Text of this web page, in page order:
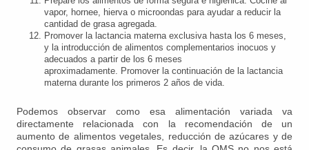
vapor, hornee, hierva o microondas para ayudar a reducir la
cantidad de grasa agregada.
Promover la lactancia materna exclusiva hasta los 6 meses,
y la introducción de alimentos complementarios inocuos y
adecuados a partir de los 6 meses
aproximadamente. Promover la continuación de la lactancia
materna durante los primeros 2 años de vida.
Podemos observar como esa alimentación variada va
directamente relacionada con la recomendación de un
aumento de alimentos vegetales, reducción de azúcares y de